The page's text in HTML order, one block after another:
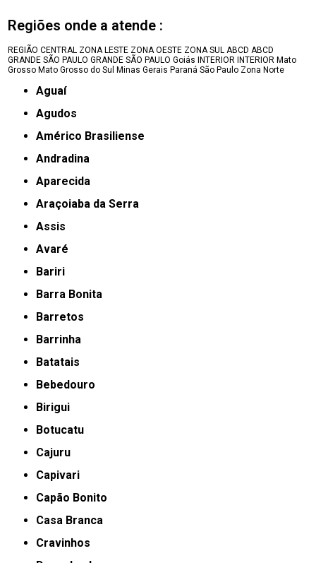
Regiões onde a atende :
REGIÃO CENTRAL ZONA LESTE ZONA OESTE ZONA SUL ABCD ABCD
GRANDE SÃO PAULO GRANDE SÃO PAULO Goiás INTERIOR INTERIOR Mato
Grosso Mato Grosso do Sul Minas Gerais Paraná São Paulo Zona Norte
Aguaí
Agudos
Américo Brasiliense
Andradina
Aparecida
Araçoiaba da Serra
Assis
Avaré
Bariri
Barra Bonita
Barretos
Barrinha
Batatais
Bebedouro
Birigui
Botucatu
Cajuru
Capivari
Capão Bonito
Casa Branca
Cravinhos